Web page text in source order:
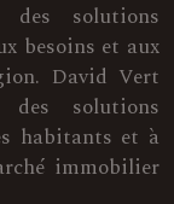
des solutions
besoins et aux
David Vert
des solutions
habitants et à
immobilier